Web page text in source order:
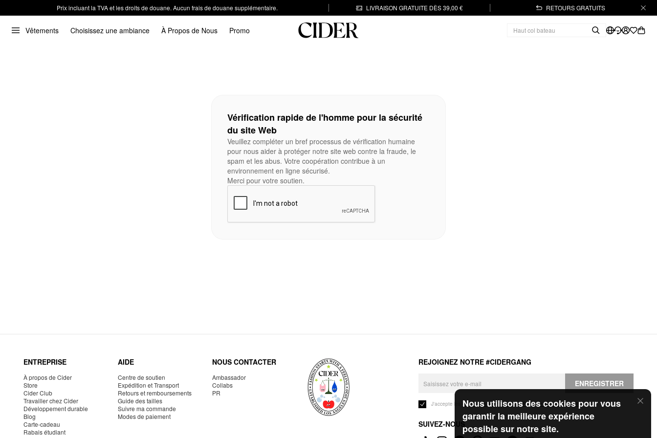
Prix incluant la TVA et les droits de douane. Aucun frais de douane supplémentaire. LIVRAISON GRATUITE DÈS 39,00 € RETOURS GRATUITS
Vêtements Choisissez une ambiance À Propos de Nous Promo
Nous utilisons des cookies pour vous
garantir la meilleure expérience
possible sur notre site.
Vérification rapide de l'homme pour la sécurité
du site Web
Veuillez compléter un bref processus de vérification humaine
pour nous aider à protéger notre site web contre la fraude, le
spam et les abus. Votre coopération contribue à un
environnement en ligne sécurisé.
Merci pour votre soutien.
ENTREPRISE
À propos de Cider
Store
Cider Club
Travailler chez Cider
Développement durable
Blog
Carte-cadeau
Rabais étudiant
AIDE
Centre de soutien
Expédition et Transport
Retours et remboursements
Guide des tailles
Suivre ma commande
Modes de paiement
NOUS CONTACTER
Ambassador
Collabs
PR
REJOIGNEZ NOTRE #CIDERGANG
ENREGISTRER
J'accepte les Conditions généraleset laPolitique de confidentialité.
SUIVEZ-NOUS